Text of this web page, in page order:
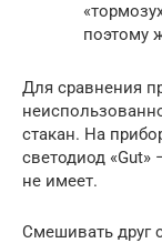
поэтому
Для сравнения
стакан. На
светодиод «Gut»
не имеет.
Смешивать друг